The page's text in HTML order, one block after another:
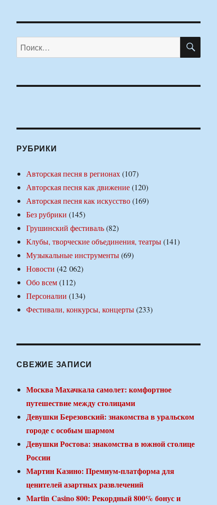
Искать:
РУБРИКИ
Авторская песня в регионах(107)
Авторская песня как движение(120)
Авторская песня как искусство(169)
Без рубрики (145)
Грушинский фестиваль(82)
Клубы, творческие объединения, театры(141)
Музыкальные инструменты(69)
Новости (42 062)
Обо всем(112)
Персоналии (134)
Фестивали, конкурсы, концерты(233)
СВЕЖИЕ ЗАПИСИ
Москва Махачкала самолет: комфортное
путешествие между столицами
Девушки Березовский: знакомства в уральском
городе с особым шармом
Девушки Ростова: знакомства в южной столице
России
Мартин Казино: Премиум-платформа для
ценителей азартных развлечений
Martin Casino 800: Рекордный 800% бонус и